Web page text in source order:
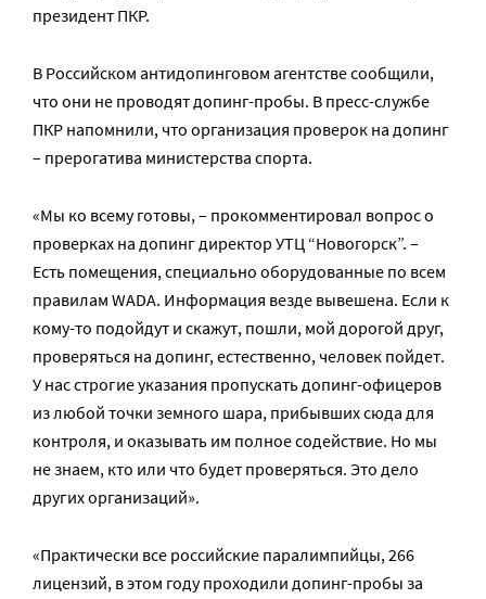
президент ПКР.
В Российском антидопинговом агентстве сообщили,
что они не проводят допинг-пробы. В пресс-службе
ПКР напомнили, что организация проверок на допинг
– прерогатива министерства спорта.
«Мы ко всему готовы, – прокомментировал вопрос о
проверках на допинг директор УТЦ “Новогорск”. –
Есть помещения, специально оборудованные по всем
правилам WADA. Информация везде вывешена. Если к
кому-то подойдут и скажут, пошли, мой дорогой друг,
проверяться на допинг, естественно, человек пойдет.
У нас строгие указания пропускать допинг-офицеров
из любой точки земного шара, прибывших сюда для
контроля, и оказывать им полное содействие. Но мы
не знаем, кто или что будет проверяться. Это дело
других организаций».
«Практически все российские паралимпийцы, 266
лицензий, в этом году проходили допинг-пробы за